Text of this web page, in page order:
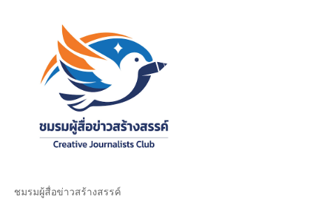
ชมรม​ผู้สื่อข่าวสร้างสรรค์​